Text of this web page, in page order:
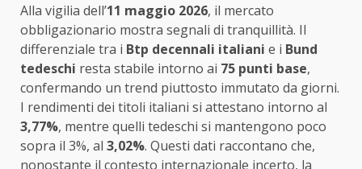
Alla vigilia dell’11 maggio 2026, il mercato
obbligazionario mostra segnali di tranquillità. Il
differenziale tra i Btp decennali italiani e i Bund
tedeschi resta stabile intorno ai 75 punti base,
confermando un trend piuttosto immutato da giorni.
I rendimenti dei titoli italiani si attestano intorno al
3,77%, mentre quelli tedeschi si mantengono poco
sopra il 3%, al 3,02%. Questi dati raccontano che,
nonostante il contesto internazionale incerto, la